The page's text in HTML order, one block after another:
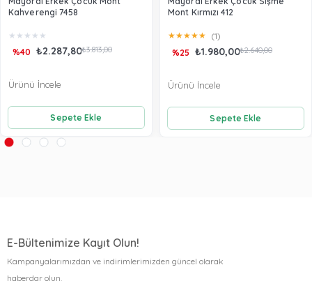
Kahverengi 7458
★ ★ ★ ★ ★
₺2.287,80₺3.813,00
%40
Sepete Ekle
Ürünü İncele
Mont Kırmızı 412
★★★★★ (1)
₺1.980,00₺2.640,00
%25
Sepete Ekle
Ürünü İncele
E-Bültenimize Kayıt Olun!
Kampanyalarımızdan ve indirimlerimizden güncel olarak
haberdar olun.